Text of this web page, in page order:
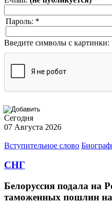
Пароль: *
Введите символы с картинки:
Сегодня
07 Августа 2026
Вступительное слово
СНГ
Белоруссия подала на
таможенных пошлин